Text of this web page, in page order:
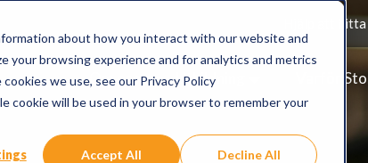
about how you interact with our website and
your browsing experience and for analytics and metrics
we use, see our Privacy Policy
cookie will be used in your browser to remember your
Accept All Decline All
Hjälp att
Om oss Utbildning Varför